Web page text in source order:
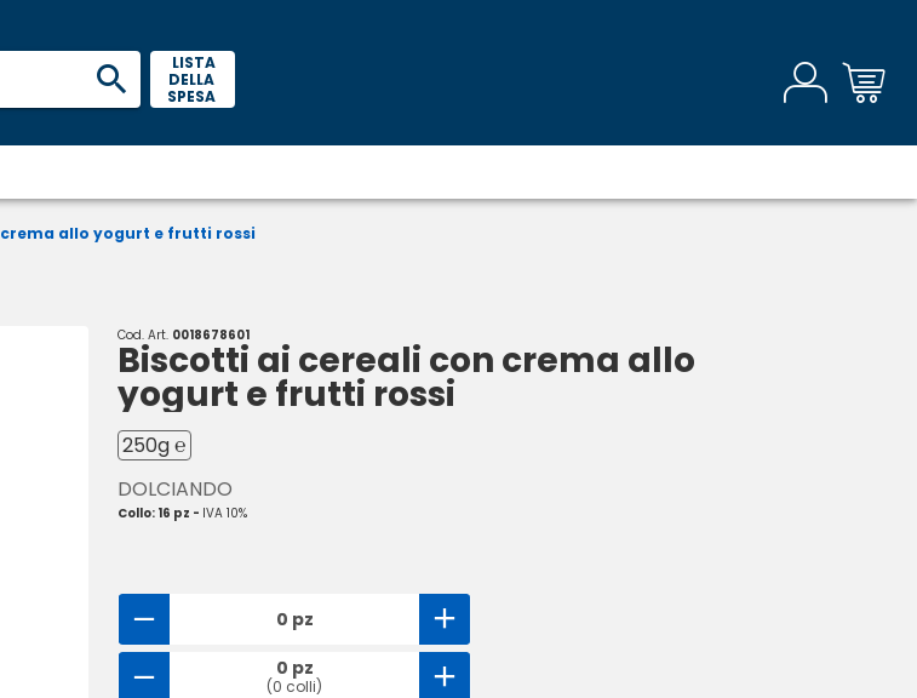
LISTA
DELLA
SPESA
allo yogurt e frutti rossi
Cod. Art. 0018678601
Biscotti ai cereali con crema allo
yogurt e frutti rossi
250g ℮
DOLCIANDO
Collo: 16 pz - IVA 10%
0 pz
0 pz
(0 colli)